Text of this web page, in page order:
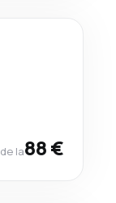
de la88 €